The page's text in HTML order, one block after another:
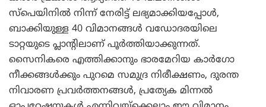
സ്‌പെയിനിൽ നിന്ന് നേരിട്ട് ലഭ്യമാക്കിയപ്പോൾ,
ബാക്കിയുള്ള 40 വിമാനങ്ങൾ വഡോദരയിലെ
ടാറ്റയുടെ പ്ലാന്റിലാണ് പൂർത്തിയാക്കുന്നത്.
സൈനികരെ എത്തിക്കാനും ഭാരമേറിയ കാർഗോ
നീക്കങ്ങൾക്കും പുറമെ സമുദ്ര നിരീക്ഷണം, ദുരന്ത
നിവാരണ പ്രവർത്തനങ്ങൾ, പ്രത്യേക മിന്നൽ